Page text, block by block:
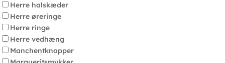
Herre halskæder
Herre øreringe
Herre ringe
Herre vedhæng
Manchentknapper